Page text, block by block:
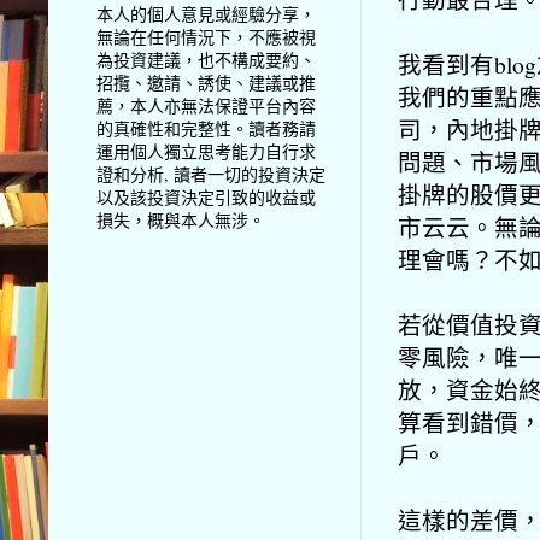
我看到有
我們的重點
司，內地掛
問題、市場
掛牌的股價
市云云。無
理會嗎？不
若從價值投
零風險，唯
放，資金始
算看到錯價
戶。
這樣的差價
本人的個人意見或經驗分享，
無論在任何情況下，不應被視
為投資建議，也不構成要約、
招攬、邀請、誘使、建議或推
薦，本人亦無法保證平台內容
的真確性和完整性。讀者務請
運用個人獨立思考能力自行求
證和分析, 讀者一切的投資決定
以及該投資決定引致的收益或
損失，概與本人無涉。